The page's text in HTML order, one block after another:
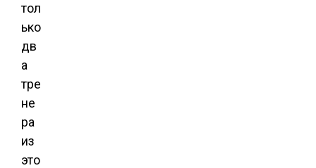
тол
ько
дв
а
тре
не
ра
из
это